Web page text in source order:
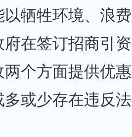
牺牲环境、浪
在签订招商引
两个方面提供优
或少存在违反